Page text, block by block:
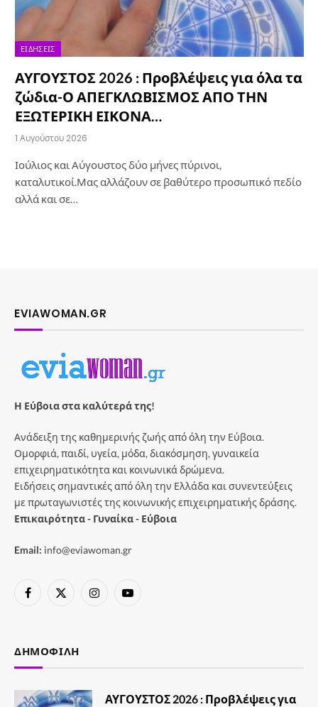
ΕΙΔΉΣΕΙΣ
ΑΥΓΟΥΣΤΟΣ 2026 : Προβλέψεις για όλα τα
ζώδια-Ο ΑΠΕΓΚΛΩΒΙΣΜΟΣ ΑΠΟ ΤΗΝ
ΕΞΩΤΕΡΙΚΗ ΕΙΚΟΝΑ…
1 Αυγούστου 2026
Ιούλιος και Αύγουστος δύο μήνες πύρινοι,
καταλυτικοί.Μας αλλάζουν σε βαθύτερο προσωπικό πεδίο
αλλά και σε…
EVIAWOMAN.GR
Η Εύβοια στα καλύτερά της!
Ανάδειξη της καθημερινής ζωής από όλη την Εύβοια.
Ομορφιά, παιδί, υγεία, μόδα, διακόσμηση, γυναικεία
επιχειρηματικότητα και κοινωνικά δρώμενα.
Ειδήσεις σημαντικές από όλη την Ελλάδα και συνεντεύξεις
με πρωταγωνιστές της κοινωνικής επιχειρηματικής δράσης.
Επικαιρότητα - Γυναίκα - Εύβοια
Email: info@eviawoman.gr
Facebook
X
InstagramYouTube
ΔΗΜΟΦΙΛΉ
ΑΥΓΟΥΣΤΟΣ 2026 : Προβλέψεις για